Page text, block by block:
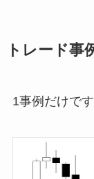
トレード事
1事例だけで